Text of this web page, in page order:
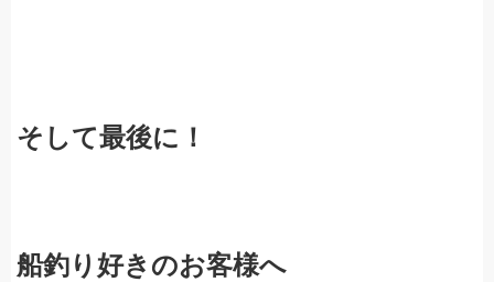
そして最後に！
船釣り好きのお客様へ